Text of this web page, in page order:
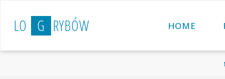
LO G RYBÓW HOME